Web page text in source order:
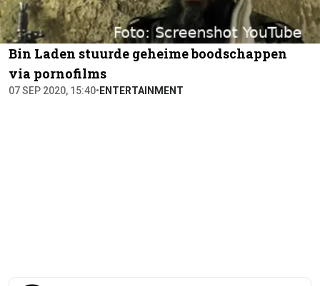
Bin Laden stuurde geheime boodschappen
via pornofilms
07 SEP 2020, 15:40• ENTERTAINMENT